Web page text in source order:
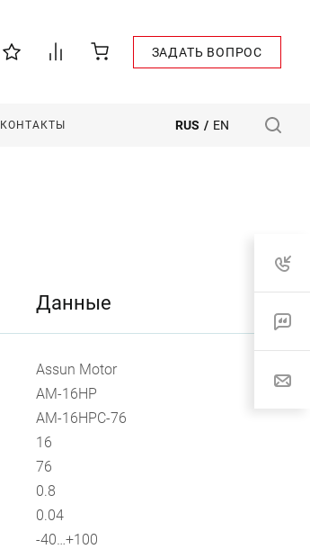
ЗАДАТЬ ВОПРОС
КОНТАКТЫ RUS / EN
Данные
Assun Motor
AM-16HP
AM-16HPC-76
16
76
0.8
0.04
-40…+100